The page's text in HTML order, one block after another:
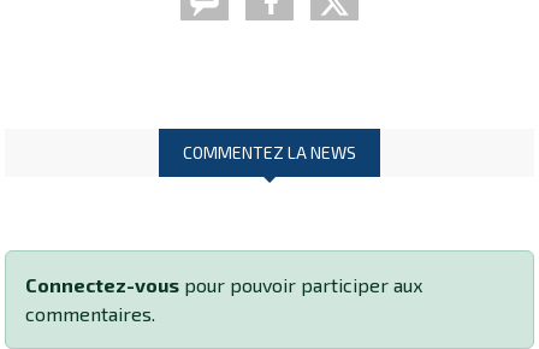
COMMENTEZ LA NEWS
Connectez-vous pour pouvoir participer aux
commentaires.